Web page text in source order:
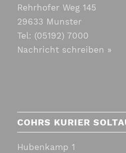
Rehrhofer Weg 145
29633 Munster
Tel: (05192) 7000
Nachricht schreiben »
COHRS KURIER
Hubenkamp 1